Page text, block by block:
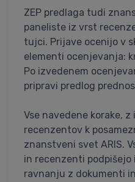
ZEP predlaga tudi
paneliste iz vrst
tujci. Prijave ocenijo v
elementi ocenjevanja:
Po izvedenem
pripravi predlog
Vse navedene korake,
recenzentov k
znanstveni svet ARIS.
in recenzenti podpišejo
ravnanju z dokumenti